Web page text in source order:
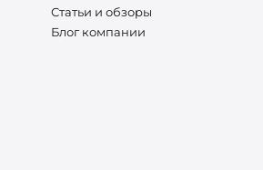
Статьи и обзоры
Блог компании